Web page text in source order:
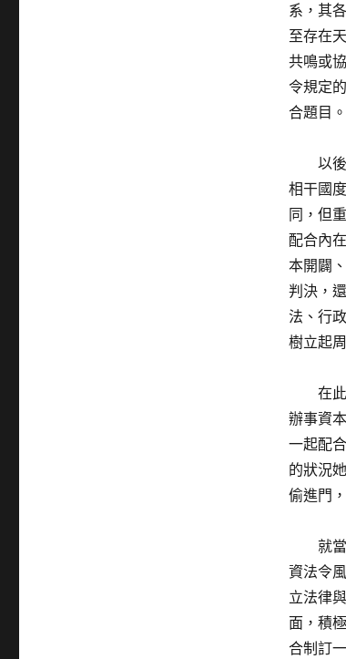
系，其
至存在
共鳴或
令規定
合題目。
以
相干國
同，但
配合內
本開闢
判決，
法、行
樹立起
在
辦事資
一起配
的狀況
偷進門
就
資法令
立法律
面，積
合制訂